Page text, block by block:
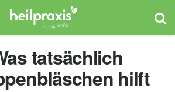
tatsächlich
hilft